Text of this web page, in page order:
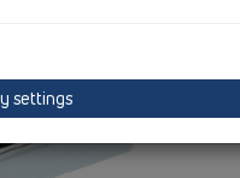
Trapo
settings